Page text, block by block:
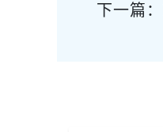
下一篇：